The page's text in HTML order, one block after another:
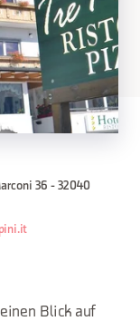
36 - 32040
Blick auf